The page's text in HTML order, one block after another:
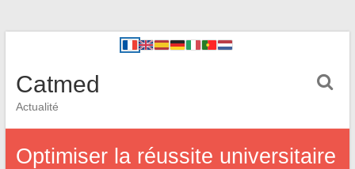
Catmed
Actualité
Optimiser la réussite universitaire